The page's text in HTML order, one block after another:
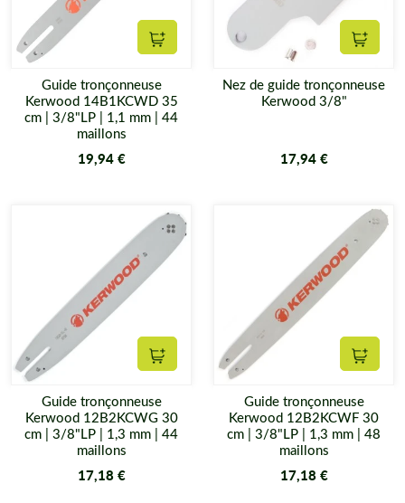
Ajouter au panier
Guide tronçonneuse
Kerwood 14B1KCWD 35
cm | 3/8"LP | 1,1 mm | 44
maillons
19,94 €
Nez de guide tronçonneuse
Kerwood 3/8"
17,94 €
Ajouter au panier
Guide tronçonneuse
Kerwood 12B2KCWG 30
cm | 3/8"LP | 1,3 mm | 44
maillons
17,18 €
Guide tronçonneuse
Kerwood 12B2KCWF 30
cm | 3/8"LP | 1,3 mm | 48
maillons
17,18 €